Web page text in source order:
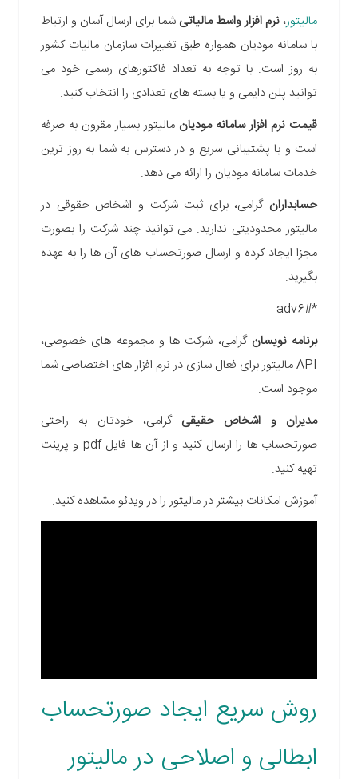
مالیتور،نرم افزار واسط مالیاتی شما برای ارسال آسان و ارتباط
با سامانه مودیان همواره طبق تغییرات سازمان مالیات کشور
به روز است. با توجه به تعداد فاکتورهای رسمی خود می
توانید پلن دایمی و یا بسته های تعدادی را انتخاب کنید.
قیمت نرم افزار سامانه مودیان مالیتور بسیار مقرون به صرفه
است و با پشتیبانی سریع و در دسترس به شما به روز ترین
خدمات سامانه مودیان را ارائه می دهد.
حسابدارانگرامی، برای ثبت شرکت و اشخاص حقوقی در
مالیتور محدودیتی ندارید. می توانید چند شرکت را بصورت
مجزا ایجاد کرده و ارسال صورتحساب های آن ها را به عهده
بگیرید.
*adv6#
برنامه نویسان گرامی، شرکت ها و مجموعه های خصوصی،
API مالیتور برای فعال سازی در نرم افزار های اختصاصی شما
موجود است.
مدیران و اشخاص حقیقی گرامی، خودتان به راحتی
صورتحساب ها را ارسال کنید و از آن ها فایل pdf و پرینت
تهیه کنید.
آموزش امکانات بیشتر در مالیتور را در ویدئو مشاهده کنید.
روش سریع ایجاد صورتحساب
ابطالی و اصلاحی در مالیتور